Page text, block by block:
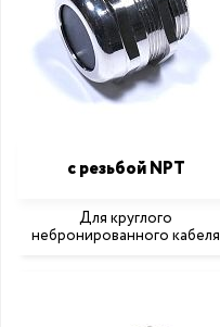
с резьбой NPT
Для круглого
небронированного кабеля